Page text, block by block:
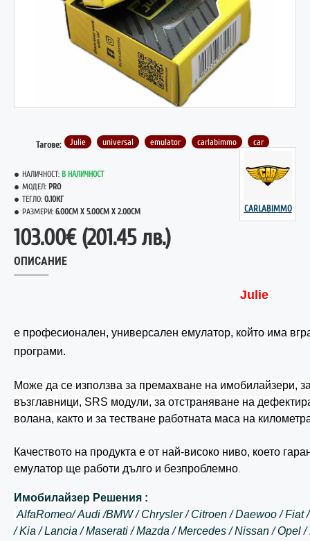
Тагове: Julie universal emulator carlabimmo car
НАЛИЧНОСТ: В НАЛИЧНОСТ
МОДЕЛ: PRO
ТЕГЛО: 0.10КГ
РАЗМЕРИ: 6.00CM X 5.00CM X 2.00CM CARLABIMMO
103.00€ (201.45 лв.)
ОПИСАНИЕ
Julie
е професионален, универсален емулатор, който има
програми.
Може да се използва за премахване на имобилайзери,
възглавници, SRS модули, за отстраняване на
волана, както и за тестване работната маса на
Качеството на продукта е от най-високо ниво, което
емулатор ще работи дълго и безпроблемно.
Имобилайзер Решения :
AlfaRomeo/Audi /BMW / Chrysler /Citroen /Daewoo /Fiat
/Kia /Lancia /Maserati /Mazda /Mercedes /Nissan /Opel /